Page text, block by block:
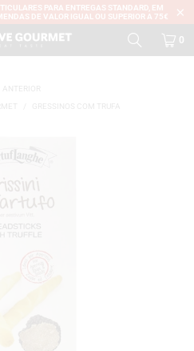
PARA ENTREGAS STANDARD, EM
DE VALOR IGUAL OU SUPERIOR A 75€
0
ANTERIOR
GRESSINOS COM TRUFA